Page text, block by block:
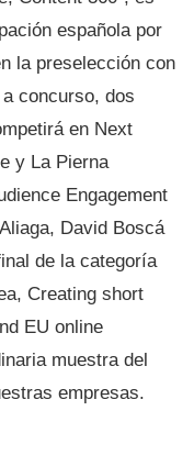
española por
la preselección con
concurso, dos
en Next
y La Pierna
Engagement
David Boscá
de la categoría
Creating short
EU online
muestra del
empresas.